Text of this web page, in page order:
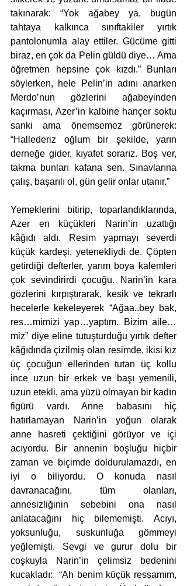
takınarak: “Yok ağabey ya, bugün
tahtaya kalkınca sınıftakiler yırtık
pantolonumla alay ettiler. Gücüme gitti
biraz, en çok da Pelin güldü diye… Ama
öğretmen hepsine çok kızdı.” Bunları
söylerken, hele Pelin’in adını anarken
Merdo’nun gözlerini ağabeyinden
kaçırması, Azer’in kalbine hançer soktu
sanki ama önemsemez görünerek:
“Hallederiz oğlum bir şekilde, yarın
derneğe gider, kıyafet sorarız. Boş ver,
takma bunları kafana sen. Sınavlarına
çalış, başarılı ol, gün gelir onlar utanır.”
Yemeklerini bitirip, toparlandıklarında,
Azer en küçükleri Narin’in uzattığı
kâğıdı aldı. Resim yapmayı severdi
küçük kardeşi, yetenekliydi de. Çöpten
getirdiği defterler, yarım boya kalemleri
çok sevindirirdi çocuğu. Narin’in kara
gözlerini kırpıştırarak, kesik ve tekrarlı
hecelerle kekeleyerek “Ağaa..bey bak,
res…mimizi yap…yaptım. Bizim aile…
miz” diye eline tutuşturduğu yırtık defter
kâğıdında çizilmiş olan resimde, ikisi kız
üç çocuğun ellerinden tutan üç kollu
ince uzun bir erkek ve başı yemenili,
uzun etekli, ama yüzü olmayan bir kadın
figürü vardı. Anne babasını hiç
hatırlamayan Narin’in yoğun olarak
anne hasreti çektiğini görüyor ve içi
acıyordu. Bir annenin boşluğu hiçbir
zaman ve biçimde doldurulamazdı, en
iyi o biliyordu. O konuda nasıl
davranacağını, tüm olanları,
annesizliğinin sebebini ona nasıl
anlatacağını hiç bilememişti. Acıyı,
yoksunluğu, suskunluğa gömmeyi
yeğlemişti. Sevgi ve gurur dolu bir
coşkuyla Narin’in çelimsiz bedenini
kucakladı:  “Ah benim küçük ressamım,